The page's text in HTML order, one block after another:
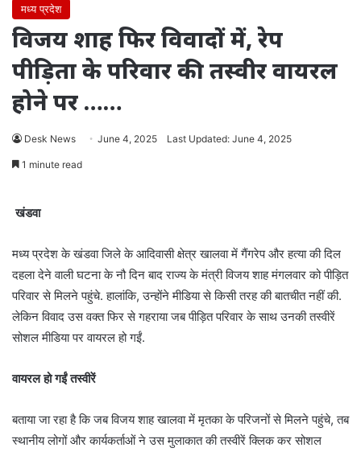
मध्य प्रदेश
विजय शाह फिर विवादों में, रेप
पीड़िता के परिवार की तस्वीर वायरल
होने पर ……
Desk News June 4, 2025 Last Updated: June 4, 2025
1 minute read
खंडवा
मध्य प्रदेश के खंडवा जिले के आदिवासी क्षेत्र खालवा में गैंगरेप और हत्या की दिल
दहला देने वाली घटना के नौ दिन बाद राज्य के मंत्री विजय शाह मंगलवार को पीड़ित
परिवार से मिलने पहुंचे. हालांकि, उन्होंने मीडिया से किसी तरह की बातचीत नहीं की.
लेकिन विवाद उस वक्त फिर से गहराया जब पीड़ित परिवार के साथ उनकी तस्वीरें
सोशल मीडिया पर वायरल हो गईं.
वायरल हो गईं तस्वीरें
बताया जा रहा है कि जब विजय शाह खालवा में मृतका के परिजनों से मिलने पहुंचे, तब
स्थानीय लोगों और कार्यकर्ताओं ने उस मुलाकात की तस्वीरें क्लिक कर सोशल